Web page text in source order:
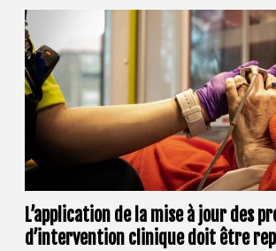
L’application de la mise à jour des
d’intervention clinique doit être